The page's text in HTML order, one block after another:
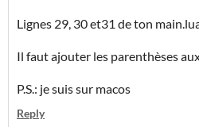
Lignes 29, 30 et31 de ton
Il faut ajouter les parenthèses
P.S.: je suis sur macos
Reply